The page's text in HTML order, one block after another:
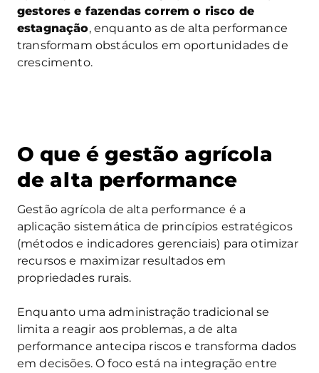
gestores e fazendas correm o risco de
estagnação, enquanto as de alta performance
transformam obstáculos em oportunidades de
crescimento.
O que é gestão agrícola
de alta performance
Gestão agrícola de alta performance é a
aplicação sistemática de princípios estratégicos
(métodos e indicadores gerenciais) para otimizar
recursos e maximizar resultados em
propriedades rurais.
Enquanto uma administração tradicional se
limita a reagir aos problemas, a de alta
performance antecipa riscos e transforma dados
em decisões. O foco está na integração entre